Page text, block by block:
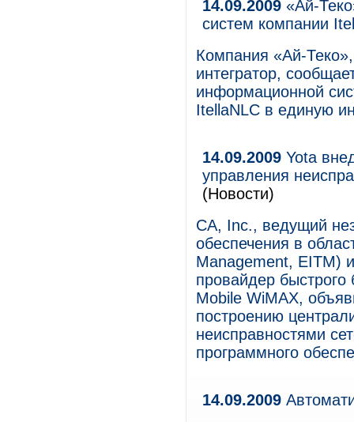
14.09.2009 «Ай-
систем компании
Компания «Ай-
интегратор,
информационной
ItellaNLC в единую
14.09.2009 Yota
управления
(Новости)
CA, Inc., ведущий
обеспечения в
Management, EITM)
провайдер быстрого
Mobile WiMAX,
построению
неисправностями
программного
14.09.2009